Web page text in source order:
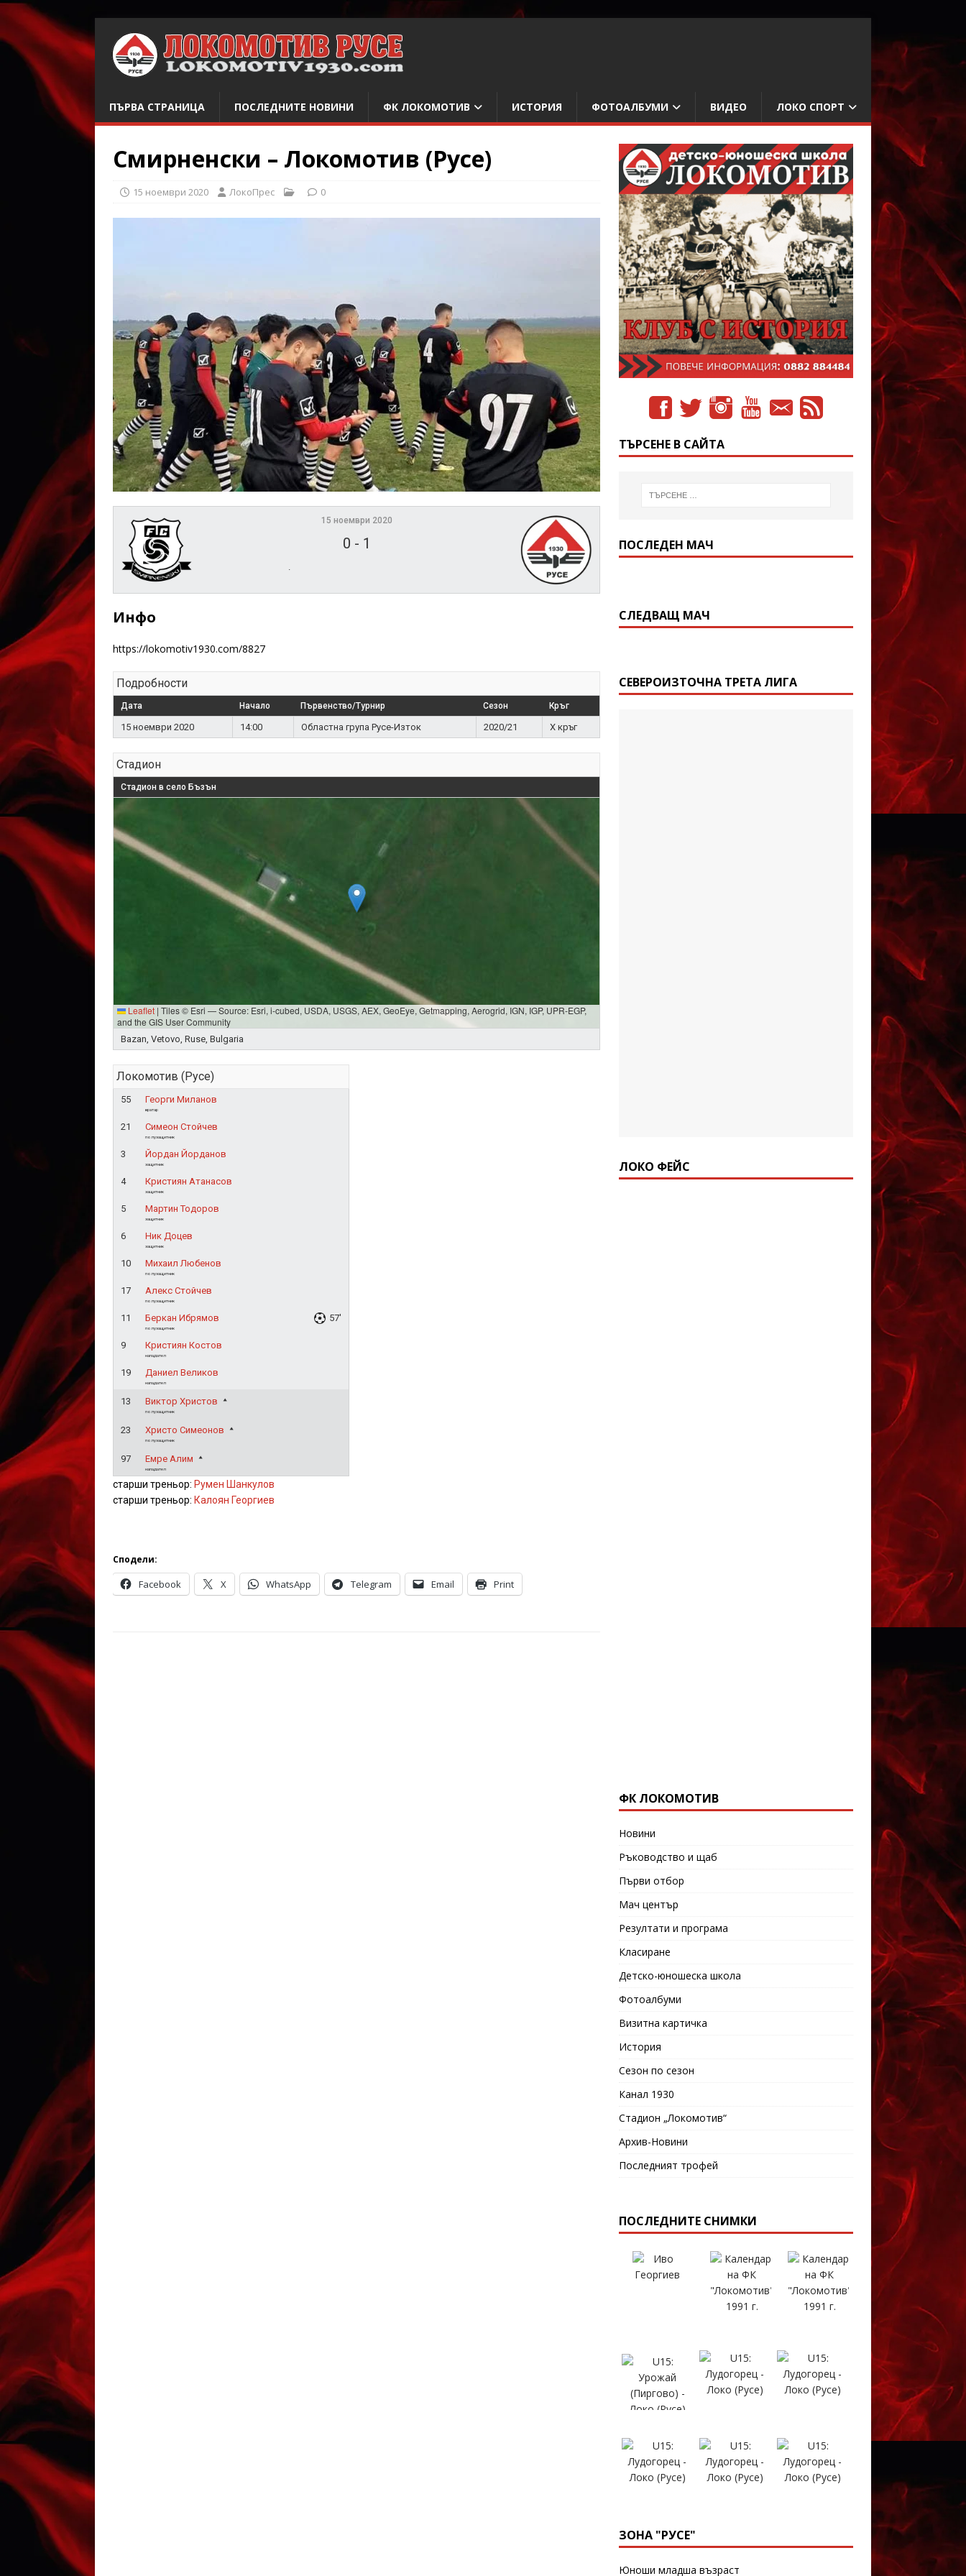
ПЪРВА СТРАНИЦА ПОСЛЕДНИТЕ НОВИНИ ФК ЛОКОМОТИВ ИСТОРИЯ ФОТОАЛБУМИ ВИДЕО ЛОКО СПОРТ
Смирненски – Локомотив (Русе)
15 ноември 2020 ЛокоПрес 0
15 ноември 2020
0 - 1
.
Инфо
https://lokomotiv1930.com/8827
Подробности
Дата Начало Първенство/Турнир Сезон Кръг
15 ноември 2020 14:00 Областна група Русе-Изток 2020/21 X кръг
Стадион
Стадион в село Бъзън
Leaflet | Tiles © Esri — Source: Esri, i-cubed, USDA, USGS, AEX, GeoEye, Getmapping, Aerogrid, IGN, IGP, UPR-EGP,
and the GIS User Community
Bazan, Vetovo, Ruse, Bulgaria
Локомотив (Русе)
55 Георги Миланов
вратар
21 Симеон Стойчев
полузащитник
3 Йордан Йорданов
защитник
4 Кристиян Атанасов
защитник
5 Мартин Тодоров
защитник
6 Ник Доцев
защитник
10 Михаил Любенов
полузащитник
17 Алекс Стойчев
полузащитник
11 Беркан Ибрямов
полузащитник
57'
9 Кристиян Костов
нападател
19 Даниел Великов
нападател
13 Виктор Христов
полузащитник
23 Христо Симеонов
полузащитник
97 Емре Алим
нападател
старши треньор: Румен Шанкулов
старши треньор: Калоян Георгиев
Сподели:
Facebook X WhatsApp Telegram Email Print
ТЪРСЕНЕ В САЙТА
ПОСЛЕДЕН МАЧ
СЛЕДВАЩ МАЧ
СЕВЕРОИЗТОЧНА ТРЕТА ЛИГА
ЛОКО ФЕЙС
ФК ЛОКОМОТИВ
Новини
Ръководство и щаб
Първи отбор
Мач център
Резултати и програма
Класиране
Детско-юношеска школа
Фотоалбуми
Визитна картичка
История
Сезон по сезон
Канал 1930
Стадион „Локомотив“
Архив-Новини
Последният трофей
ПОСЛЕДНИТЕ СНИМКИ
ЗОНА "РУСЕ"
Юноши младша възраст